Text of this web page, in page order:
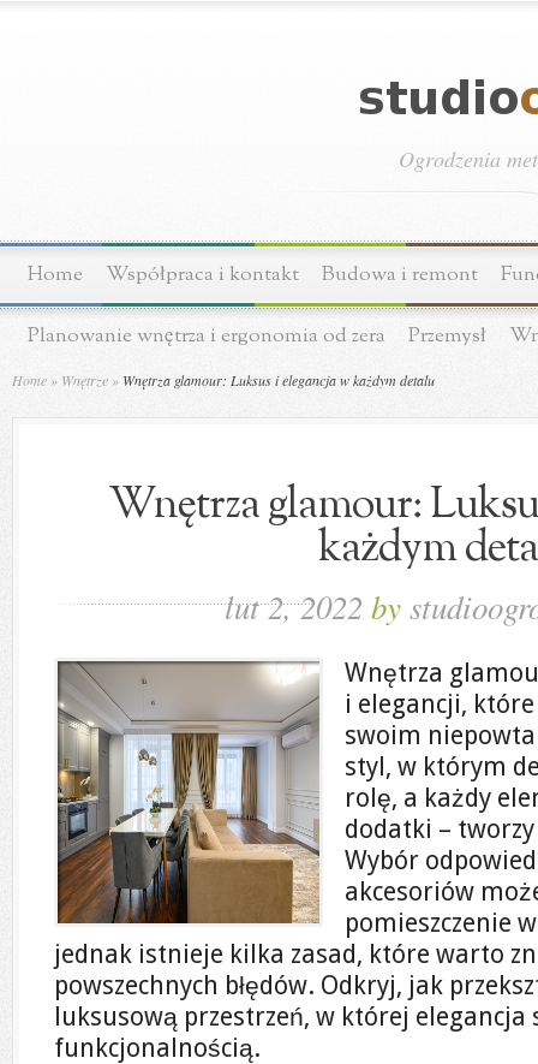
Ogrodzenia
Home Współpraca i kontakt Budowa i remont
Planowanie wnętrza i ergonomia od zera Przemysł
Home » Wnętrze » Wnętrza glamour: Luksus i elegancja w każdym detalu
Wnętrza glamour:
każdym
lut 2, 2022 by
Wnętrza
i elegancji,
swoim
styl, w którym
rolę, a każdy
dodatki –
Wybór
akcesoriów
pomieszczenie
jednak istnieje kilka zasad, które warto
powszechnych błędów. Odkryj, jak
luksusową przestrzeń, w której elegancja
funkcjonalnością.